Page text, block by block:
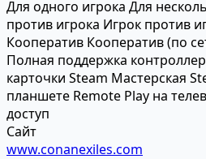
Для одного игрока Для
против игрока Игрок против
Кооператив Кооператив (по
Полная поддержка
карточки Steam Мастерская
планшете Remote Play на
доступ
Сайт
www.conanexiles.com